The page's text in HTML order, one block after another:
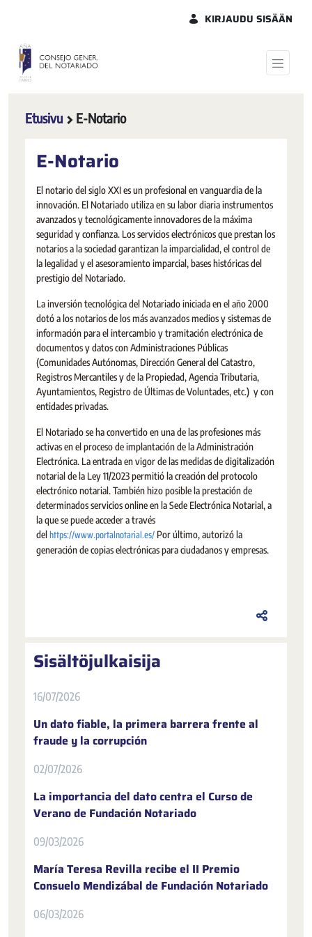
KIRJAUDU SISÄÄN
Etusivu E-Notario
E-Notario
El notario del siglo XXI es un profesional en vanguardia de la
innovación. El Notariado utiliza en su labor diaria instrumentos
avanzados y tecnológicamente innovadores de la máxima
seguridad y confianza. Los servicios electrónicos que prestan los
notarios a la sociedad garantizan la imparcialidad, el control de
la legalidad y el asesoramiento imparcial, bases históricas del
prestigio del Notariado.
La inversión tecnológica del Notariado iniciada en el año 2000
dotó a los notarios de los más avanzados medios y sistemas de
información para el intercambio y tramitación electrónica de
documentos y datos con Administraciones Públicas
(Comunidades Autónomas, Dirección General del Catastro,
Registros Mercantiles y de la Propiedad, Agencia Tributaria,
Ayuntamientos, Registro de Últimas de Voluntades, etc.) y con
entidades privadas.
El Notariado se ha convertido en una de las profesiones más
activas en el proceso de implantación de la Administración
Electrónica. La entrada en vigor de las medidas de digitalización
notarial de la Ley 11/2023 permitió la creación del protocolo
electrónico notarial. También hizo posible la prestación de
determinados servicios online en la Sede Electrónica Notarial, a
la que se puede acceder a través
delhttps://www.portalnotarial.es/ Por último, autorizó la
generación de copias electrónicas para ciudadanos y empresas.
Sisältöjulkaisija
16/07/2026
Un dato fiable, la primera barrera frente al
fraude y la corrupción
02/07/2026
La importancia del dato centra el Curso de
Verano de Fundación Notariado
09/03/2026
María Teresa Revilla recibe el II Premio
Consuelo Mendizábal de Fundación Notariado
06/03/2026